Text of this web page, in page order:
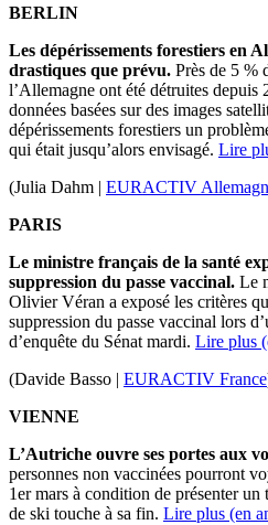
BERLIN
Les dépérissements forestiers en
drastiques que prévu. Près de 5 %
l’Allemagne ont été détruites depuis
données basées sur des images
dépérissements forestiers un
qui était jusqu’alors envisagé. Lire
(Julia Dahm | EURACTIV
PARIS
Le ministre français de la santé
suppression du passe vaccinal. Le
Olivier Véran a exposé les critères
suppression du passe vaccinal lors
d’enquête du Sénat mardi. Lire plus
(Davide Basso | EURACTIV France
VIENNE
L’Autriche ouvre ses portes aux
personnes non vaccinées pourront
1er mars à condition de présenter un
de ski touche à sa fin. Lire plus (en